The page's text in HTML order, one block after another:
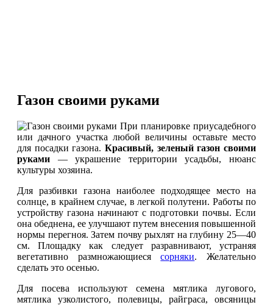
Газон своими руками
При планировке приусадебного
или дачного участка любой величины оставьте место
для посадки газона. Красивый, зеленый газон своими
руками — украшение территории усадьбы, нюанс
культуры хозяина.
Для разбивки газона наиболее подходящее место на
солнце, в крайнем случае, в легкой полутени. Работы по
устройству газона начинают с подготовки почвы. Если
она обеднена, ее улучшают путем внесения повышенной
нормы перегноя. Затем почву рыхлят на глубину 25—40
см. Площадку как следует разравнивают, устраняя
вегетативно размножающиесясорняки. Желательно
сделать это осенью.
Для посева используют семена мятлика лугового,
мятлика узколистого, полевицы, райграса, овсяницы